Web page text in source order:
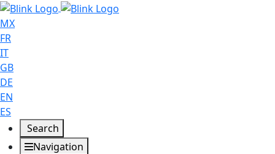
MX
FR
IT
GB
DE
EN
ES
Search
Navigation